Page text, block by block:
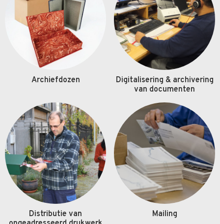
Archiefdozen
Digitalisering & archivering
van documenten
Distributie van
Mailing